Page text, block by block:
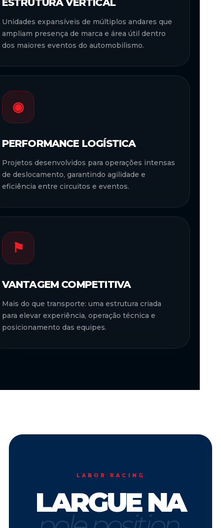
ESTRUTURA VERTICAL
Unidades expansíveis de múltiplos andares que
ampliam presença de marca e área útil dentro
dos maiores eventos do automobilismo.
◉
PERFORMANCE LOGÍSTICA
Projetos desenvolvidos para operações intensas
de deslocamento, garantindo agilidade e
eficiência entre circuitos e eventos.
⚑
VANTAGEM COMPETITIVA
Mais do que transporte: uma estrutura criada
para elevar experiência, operação técnica e
posicionamento das equipes.
LABOR RACING
LARGUE NA